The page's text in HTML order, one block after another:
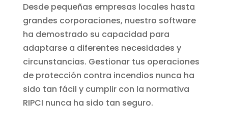
Desde pequeñas empresas locales hasta
grandes corporaciones, nuestro software
ha demostrado su capacidad para
adaptarse a diferentes necesidades y
circunstancias. Gestionar tus operaciones
de protección contra incendios nunca ha
sido tan fácil y cumplir con la normativa
RIPCI nunca ha sido tan seguro.